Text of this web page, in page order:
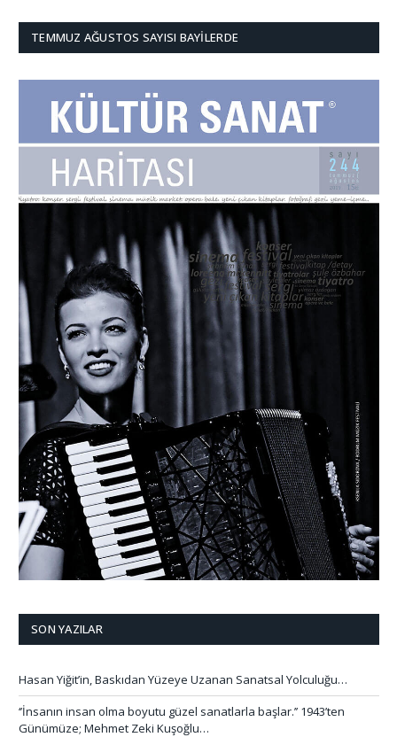
TEMMUZ AĞUSTOS SAYISI BAYILERDE
SON YAZILAR
Hasan Yiğit’in, Baskıdan Yüzeye Uzanan Sanatsal Yolculuğu…
‘’İnsanın insan olma boyutu güzel sanatlarla başlar.’’ 1943’ten
Günümüze; Mehmet Zeki Kuşoğlu…